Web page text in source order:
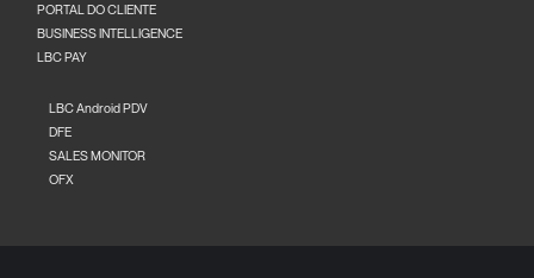
PORTAL DO CLIENTE
BUSINESS INTELLIGENCE
LBC PAY
LBC Android PDV
DFE
SALES MONITOR
OFX